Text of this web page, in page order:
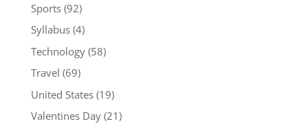
Sports(92)
Syllabus(4)
Technology(58)
Travel (69)
United States(19)
Valentines Day(21)